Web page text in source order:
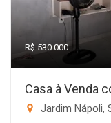
R$ 530.000
Casa à Venda
Jardim Nápoli,